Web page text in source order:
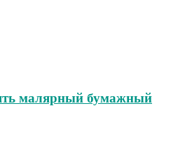
малярный бумажный